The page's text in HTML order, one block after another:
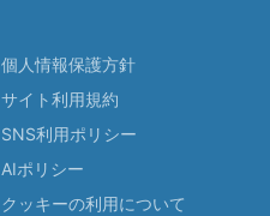
個人情報保護方針
サイト利用規約
SNS利用ポリシー
AIポリシー
クッキーの利用について